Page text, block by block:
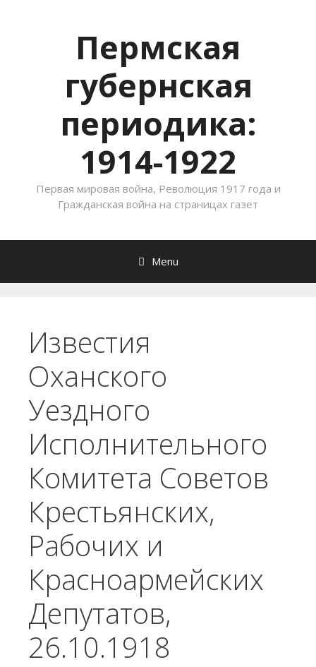
Пермская
губернская
периодика:
1914-1922
Первая мировая война, Революция 1917 года и
Гражданская война на страницах газет
Menu
Известия
Оханского
Уездного
Исполнительного
Комитета Советов
Крестьянских,
Рабочих и
Красноармейских
Депутатов,
26.10.1918